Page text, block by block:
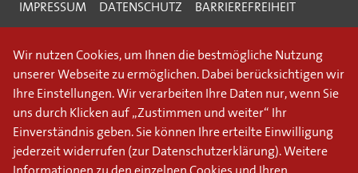
IMPRESSUM DATENSCHUTZ BARRIEREFREIHEIT
Wir nutzen Cookies, um Ihnen die bestmögliche Nutzung
unserer Webseite zu ermöglichen. Dabei berücksichtigen wir
Ihre Einstellungen. Wir verarbeiten Ihre Daten nur, wenn Sie
uns durch Klicken auf „Zustimmen und weiter“ Ihr
Einverständnis geben. Sie können Ihre erteilte Einwilligung
jederzeit widerrufen (zur Datenschutzerklärung). Weitere